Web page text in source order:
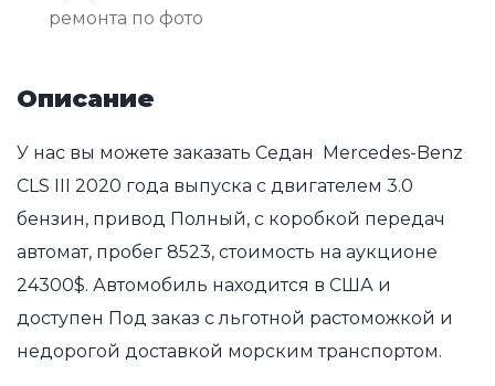
ремонта по фото
Описание
У нас вы можете заказать Седан Mercedes-Benz
CLS III 2020 года выпуска с двигателем 3.0
бензин, привод Полный, с коробкой передач
автомат, пробег 8523, стоимость на аукционе
24300$. Автомобиль находится в США и
доступен Под заказ с льготной растоможкой и
недорогой доставкой морским транспортом.